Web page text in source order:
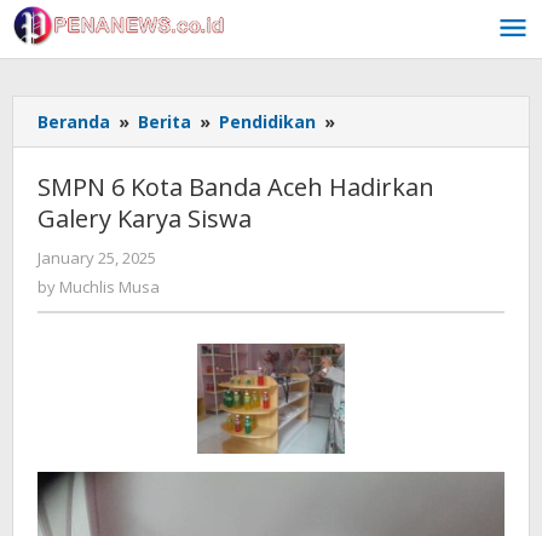
Skip
to
content
Beranda » Berita » Pendidikan »
6
Banda
SMPN 6 Kota Banda Aceh Hadirkan
Galery Karya Siswa
January 25, 2025
by Muchlis Musa